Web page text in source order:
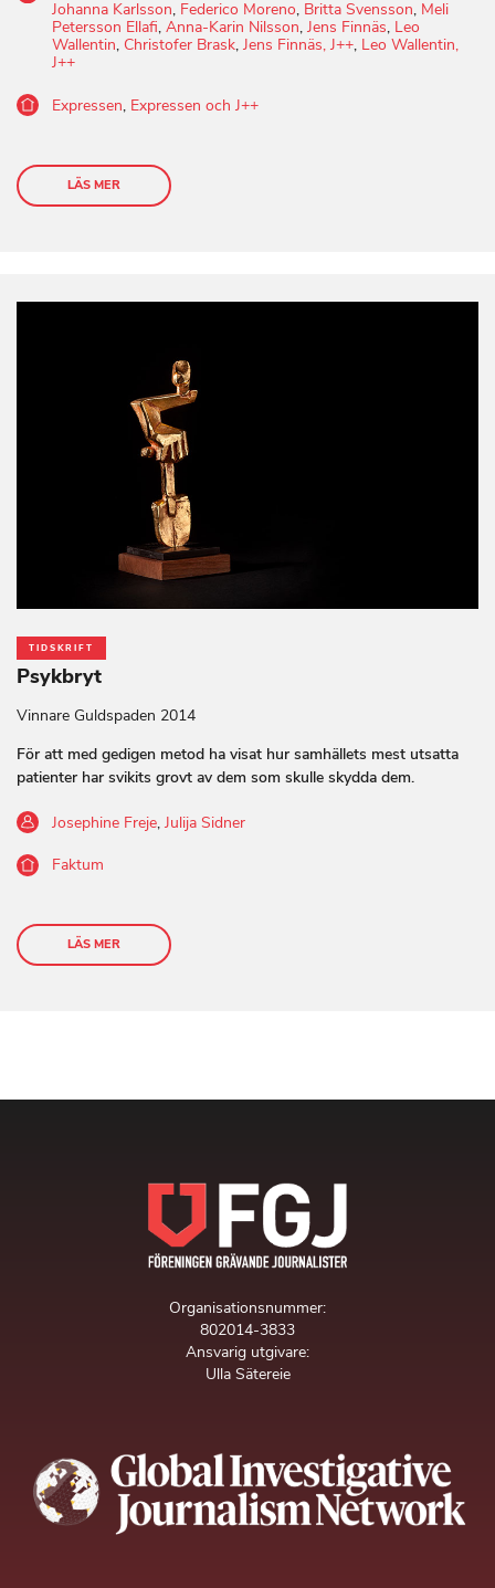
Johanna Karlsson, Federico Moreno, Britta Svensson, Meli
Petersson Ellafi,Anna-Karin Nilsson,Jens Finnäs, Leo
Wallentin, Christofer Brask,Jens Finnäs, J++, Leo Wallentin,
J++
Expressen, Expressen och J++
LÄS MER
TIDSKRIFT
Psykbryt
Vinnare Guldspaden 2014
För att med gedigen metod ha visat hur samhällets mest utsatta
patienter har svikits grovt av dem som skulle skydda dem.
Josephine Freje,Julija Sidner
Faktum
LÄS MER
Organisationsnummer:
802014-3833
Ansvarig utgivare:
Ulla Sätereie